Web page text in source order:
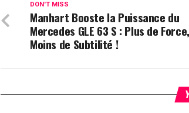
DON'T MISS
Manhart Booste la Puissance du
Mercedes GLE 63 S : Plus de Force,
Moins de Subtilité !